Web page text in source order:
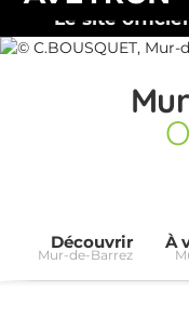
Le site
Découvrir
Mur-de-Barrez
À